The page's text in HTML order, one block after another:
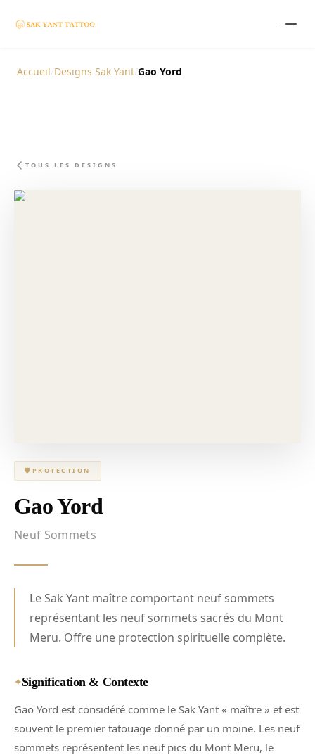
Accueil Designs Sak Yant Gao Yord
TOUS LES DESIGNS
🛡 PROTECTION
Gao Yord
Neuf Sommets
Le Sak Yant maître comportant neuf sommets
représentant les neuf sommets sacrés du Mont
Meru. Offre une protection spirituelle complète.
✦Signification & Contexte
Gao Yord est considéré comme le Sak Yant « maître » et est
souvent le premier tatouage donné par un moine. Les neuf
sommets représentent les neuf pics du Mont Meru, le